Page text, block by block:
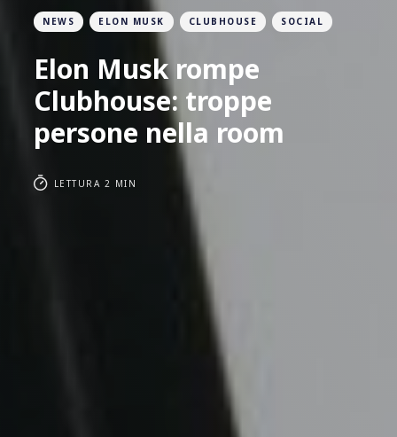
NEWS ELON MUSK CLUBHOUSE SOCIAL
Elon Musk rompe
Clubhouse: troppe
persone nella room
LETTURA 2 MIN